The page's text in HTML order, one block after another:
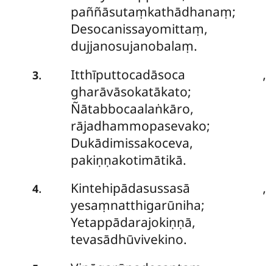
paññāsutaṃkathādhanaṃ;
Desocanissayomittaṃ,
dujjanosujanobalaṃ.
3. Itthīputtocadāsoca ,
gharāvāsokatākato;
Ñātabbocaalaṅkāro,
rājadhammopasevako;
Dukādimissakoceva,
pakiṇṇakotimātikā.
4. Kintehipādasussasā ,
yesaṃnatthigarūniha;
Yetappādarajokiṇṇā,
tevasādhūvivekino.